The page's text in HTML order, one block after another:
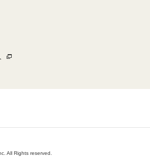
All Rights reserved.